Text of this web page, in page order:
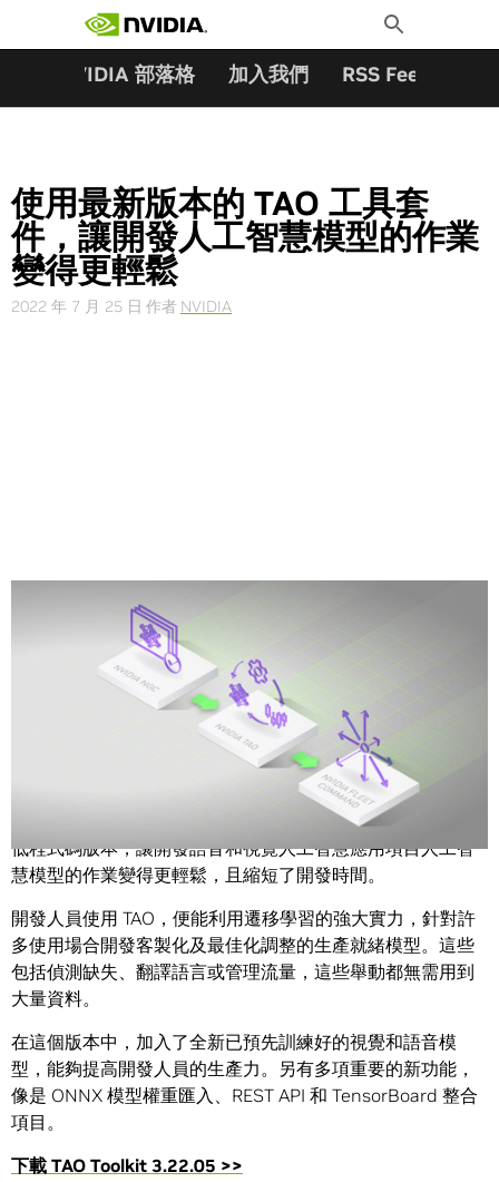
Toggle
Search
NVIDIA 部落格 加入我們 RSS Feeds
使用最新版本的 TAO 工具套
件，讓開發人工智慧模型的作業
變得更輕鬆
2022 年 7 月 25 日 作者 NVIDIA
TAO工具套件 。這款工具
套件作為 NVIDIA Train, Adapt and Optimize（TAO）框架的
低程式碼版本，讓開發語音和視覺人工智慧應用項目人工智
慧模型的作業變得更輕鬆，且縮短了開發時間。
開發人員使用 TAO，便能利用遷移學習的強大實力，針對許
多使用場合開發客製化及最佳化調整的生產就緒模型。這些
包括偵測缺失、翻譯語言或管理流量，這些舉動都無需用到
大量資料。
在這個版本中，加入了全新已預先訓練好的視覺和語音模
型，能夠提高開發人員的生產力。另有多項重要的新功能，
像是 ONNX 模型權重匯入、REST API 和 TensorBoard 整合
項目。
下載 TAO Toolkit 3.22.05 >>